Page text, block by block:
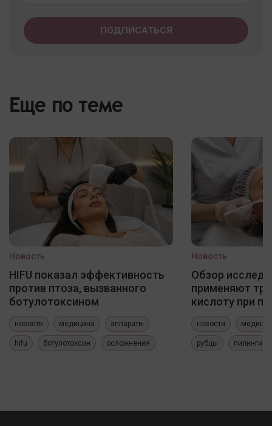
Еще по теме
Новость
HIFU показал эффективность
против птоза, вызванного
ботулотоксином
новости медицина аппараты
hifu ботулотоксин осложнения
Новость
Обзор
применяют
кислоту при
новости
рубцы пилинги